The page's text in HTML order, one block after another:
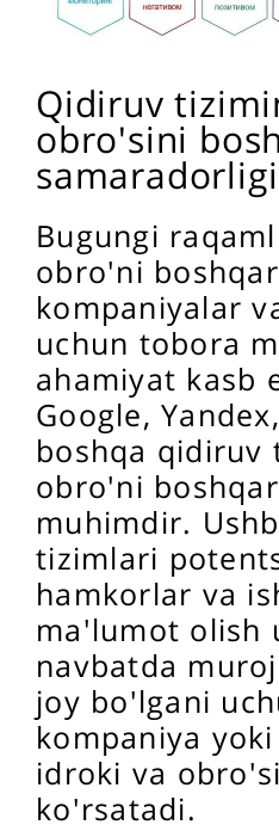
Qidiruv
obro'sini
Bugungi
obro'ni
kompaniyalar
uchun tobora
ahamiyat kasb
Google,
boshqa qidiruv
obro'ni
muhimdir.
tizimlari
hamkorlar va
ma'lumot olish
navbatda
joy bo'lgani
kompaniya
idroki va
ko'rsatadi.